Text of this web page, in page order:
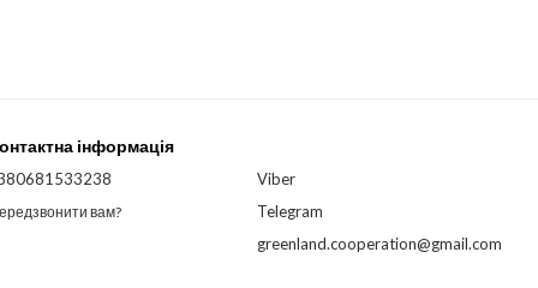
інформація
вам?
Viber
Telegram
greenland.cooperation@gmail.com